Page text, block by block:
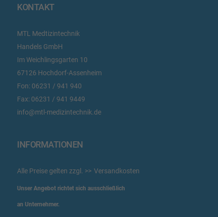
KONTAKT
MTL Medtizintechnik
Handels GmbH
Im Weichlingsgarten 10
67126 Hochdorf-Assenheim
Fon: 06231 / 941 940
Fax: 06231 / 941 9449
info@mtl-medizintechnik.de
INFORMATIONEN
Alle Preise gelten zzgl. Versandkosten
Unser Angebot richtet sich ausschließlich
an Unternehmer.